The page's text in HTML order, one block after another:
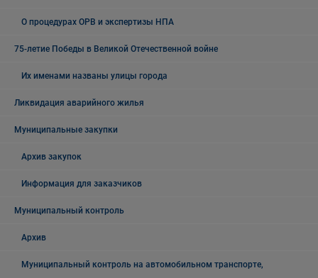
О процедурах ОРВ и экспертизы НПА
75-летие Победы в Великой Отечественной войне
Их именами названы улицы города
Ликвидация аварийного жилья
Муниципальные закупки
Архив закупок
Информация для заказчиков
Муниципальный контроль
Архив
Муниципальный контроль на автомобильном транспорте,